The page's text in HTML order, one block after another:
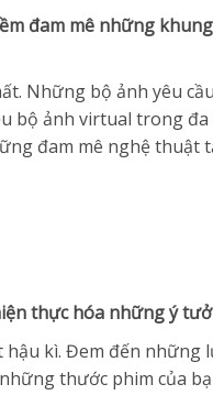
đam mê những
Những bộ ảnh yêu
bộ ảnh virtual trong đa
đam mê nghệ thuật
thực hóa những ý
kì. Đem đến những
thước phim của